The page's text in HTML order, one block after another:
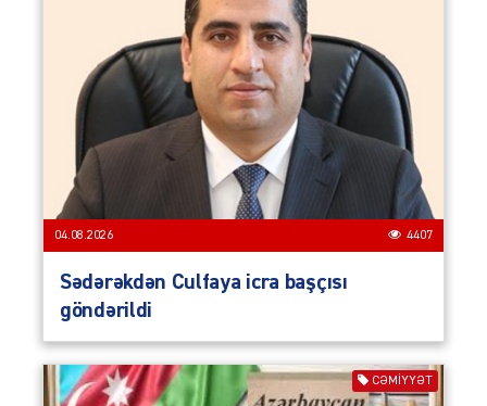
04.08.2026 4407
Sədərəkdən Culfaya icra başçısı
göndərildi
CƏMIYYƏT